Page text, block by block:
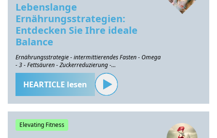
Lebenslange
Ernährungsstrategien:
Entdecken Sie Ihre ideale
Balance
Ernährungsstrategie - intermittierendes Fasten - Omega
- 3 - Fettsäuren - Zuckerreduzierung -
Gesundheitserhaltung
HEARTICLE lesen
Elevating Fitness